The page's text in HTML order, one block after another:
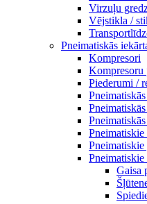
Virzuļu
Vējstikla /
Pneimatiskās
Kompresori
Kompresoru
Piederumi /
Pneimatiskie
Gaisa